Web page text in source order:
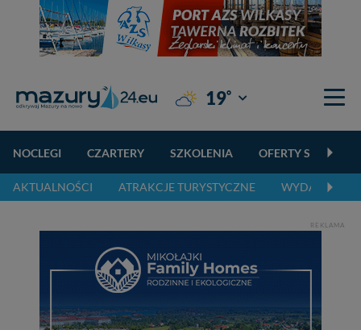
19° Giżycko
NOCLEGI CZARTERY SZKOLENIA OFERTY
AKTUALNOŚCI ATRAKCJE TURYSTYCZNE WYDARZENIA
REKLAMA